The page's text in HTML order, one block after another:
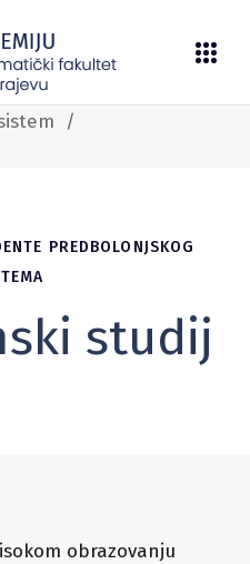
/
PREDBOLONJSKOG
studij
obrazovanju